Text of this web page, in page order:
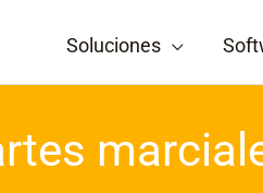
Soluciones